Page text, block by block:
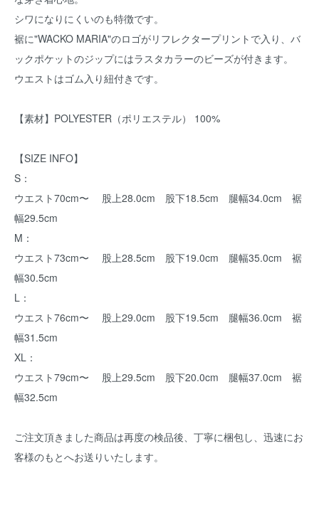
シワになりにくいのも特徴です。
裾に"WACKO MARIA"のロゴがリフレクタープリントで入り、バ
ックポケットのジップにはラスタカラーのビーズが付きます。
ウエストはゴム入り紐付きです。
【素材】POLYESTER（ポリエステル） 100%
【SIZE INFO】
S：
ウエスト70cm〜 股上28.0cm 股下18.5cm 腿幅34.0cm 裾
幅29.5cm
M：
ウエスト73cm〜 股上28.5cm 股下19.0cm 腿幅35.0cm 裾
幅30.5cm
L：
ウエスト76cm〜 股上29.0cm 股下19.5cm 腿幅36.0cm 裾
幅31.5cm
XL：
ウエスト79cm〜 股上29.5cm 股下20.0cm 腿幅37.0cm 裾
幅32.5cm
ご注文頂きました商品は再度の検品後、丁寧に梱包し、迅速にお
客様のもとへお送りいたします。